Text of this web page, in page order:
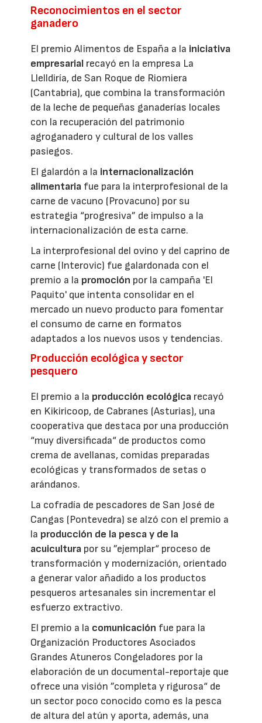
Reconocimientos en el sector
ganadero
El premio Alimentos de España a la iniciativa
empresarial recayó en la empresa La
Llelldiría, de San Roque de Riomiera
(Cantabria), que combina la transformación
de la leche de pequeñas ganaderías locales
con la recuperación del patrimonio
agroganadero y cultural de los valles
pasiegos.
El galardón a la internacionalización
alimentaria fue para la interprofesional de la
carne de vacuno (Provacuno) por su
estrategia “progresiva” de impulso a la
internacionalización de esta carne.
La interprofesional del ovino y del caprino de
carne (Interovic) fue galardonada con el
premio a la promoción por la campaña 'El
Paquito' que intenta consolidar en el
mercado un nuevo producto para fomentar
el consumo de carne en formatos
adaptados a los nuevos usos y tendencias.
Producción ecológica y sector
pesquero
El premio a la producción ecológica recayó
en Kikiricoop, de Cabranes (Asturias), una
cooperativa que destaca por una producción
“muy diversificada“ de productos como
crema de avellanas, comidas preparadas
ecológicas y transformados de setas o
arándanos.
La cofradía de pescadores de San José de
Cangas (Pontevedra) se alzó con el premio a
la producción de la pesca y de la
acuicultura por su ”ejemplar“ proceso de
transformación y modernización, orientado
a generar valor añadido a los productos
pesqueros artesanales sin incrementar el
esfuerzo extractivo.
El premio a la comunicación fue para la
Organización Productores Asociados
Grandes Atuneros Congeladores por la
elaboración de un documental-reportaje que
ofrece una visión ”completa y rigurosa“ de
un sector poco conocido como es la pesca
de altura del atún y aporta, además, una